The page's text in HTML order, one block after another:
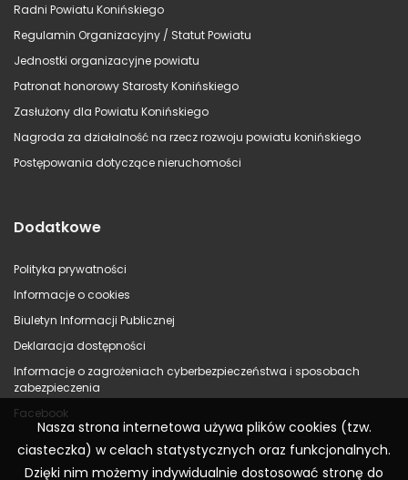
Radni Powiatu Konińskiego
Regulamin Organizacyjny / Statut Powiatu
Jednostki organizacyjne powiatu
Patronat honorowy Starosty Konińskiego
Zasłużony dla Powiatu Konińskiego
Nagroda za działalność na rzecz rozwoju powiatu konińskiego
Postępowania dotyczące nieruchomości
Dodatkowe
Polityka prywatności
Informacje o cookies
Biuletyn Informacji Publicznej
Deklaracja dostępności
Informacje o zagrożeniach cyberbezpieczeństwa i sposobach
zabezpieczenia
Facebook
Nasza strona internetowa używa plików cookies (tzw.
ciasteczka) w celach statystycznych oraz funkcjonalnych.
Dzięki nim możemy indywidualnie dostosować stronę do